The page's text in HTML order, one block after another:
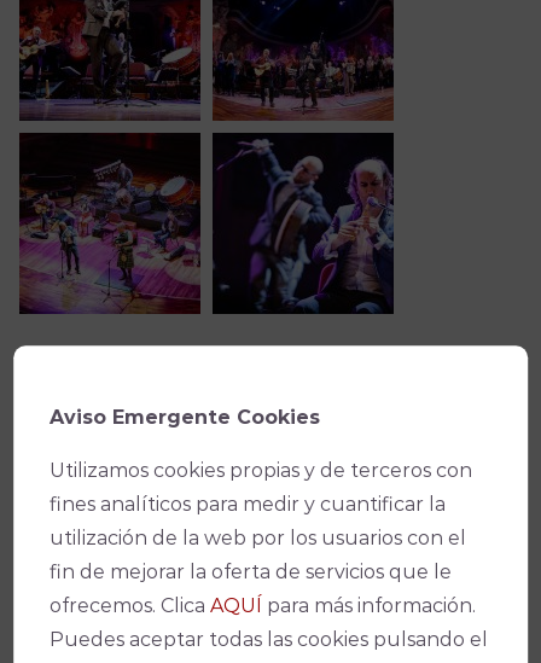
Ficha técnica
Teatro
Gran Teatro
Fecha(s)
Aviso Emergente Cookies
Utilizamos cookies propias y de terceros con
fines analíticos para medir y cuantificar la
utilización de la web por los usuarios con el
fin de mejorar la oferta de servicios que le
ofrecemos. ClicaAQUÍ para más información.
Puedes aceptar todas las cookies pulsando el